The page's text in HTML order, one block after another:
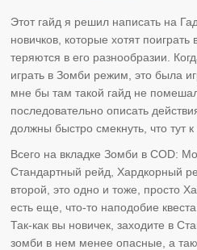
Этот гайд я решил написать на
новичков, которые хотят
теряются в его разнообразии.
играть в Зомби режим, это была
мне бы там такой гайд не
последовательно описать
должны быстро смекнуть, что тут
Всего на вкладке Зомби в COD:
Стандартный рейд, Хардкорный
второй, это одно и тоже, просто
есть еще, что-то наподобие
Так-как вы новичек, заходите в
зомби в нем менее опасные, а